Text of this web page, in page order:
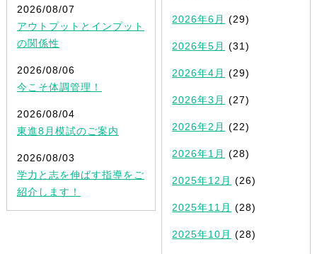
2026/08/07
アウトプットとインプット
の関係性
2026/08/06
今こそ体調管理！
2026/08/04
東進8月模試のご案内
2026/08/03
学力と志を伸ばす指導をご
紹介します！
2026年6月 (29)
2026年5月 (31)
2026年4月 (29)
2026年3月 (27)
2026年2月 (22)
2026年1月 (28)
2025年12月 (26)
2025年11月 (28)
2025年10月 (28)